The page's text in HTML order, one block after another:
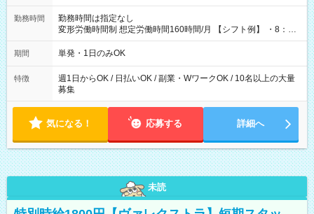
勤務時間
勤務時間は指定なし
変形労働時間制 想定労働時間160時間/月 【シフト例】 ・8：00
～21：00
期間 単発・1日のみOK
特徴
週1日からOK / 日払いOK / 副業・WワークOK / 10名以上の大量
募集
気になる！ 応募する 詳細へ
未読